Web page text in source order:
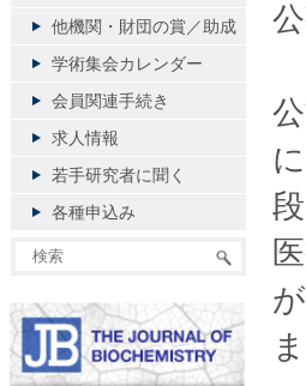
他機関・財団の賞／助成
学術集会カレンダー
会員関連手続き
求人情報
若手研究者に聞く
各種申込み